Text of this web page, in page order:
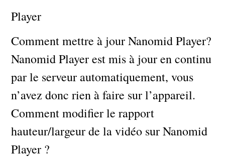
Player
Comment mettre à jour Nanomid Player?
Nanomid Player est mis à jour en continu
par le serveur automatiquement, vous
n’avez donc rien à faire sur l’appareil.
Comment modifier le rapport
hauteur/largeur de la vidéo sur Nanomid
Player ?